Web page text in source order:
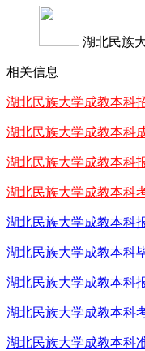
湖北民族
相关信息
湖北民族大学成教本科
湖北民族大学成教本科
湖北民族大学成教本科
湖北民族大学成教本科
湖北民族大学成教本科
湖北民族大学成教本科
湖北民族大学成教本科
湖北民族大学成教本科
湖北民族大学成教本科